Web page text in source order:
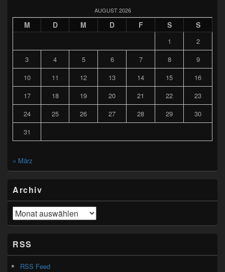
AUGUST 2026
M D M D F S S
1
2
3
4 5 6 7 8
9
10
11 12 13 14 15
16
17
18 19 20 21 22
23
24
25 26 27 28 29
30
31
« März
Archiv
Archiv
RSS
RSS Feed